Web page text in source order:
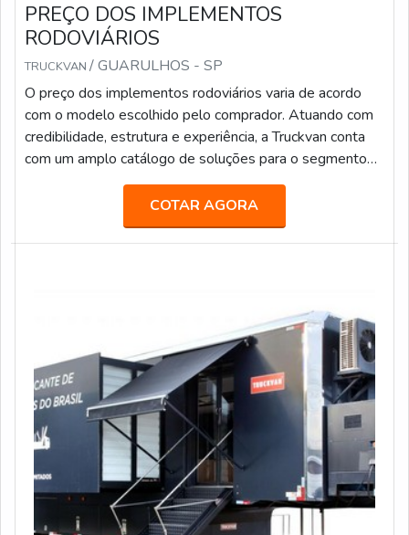
PREÇO DOS IMPLEMENTOS
RODOVIÁRIOS
TRUCKVAN / GUARULHOS - SP
O preço dos implementos rodoviários varia de acordo
com o modelo escolhido pelo comprador. Atuando com
credibilidade, estrutura e experiência, a Truckvan conta
com um amplo catálogo de soluções para o segmento
de transporte de pesados, tais como: Transporte de
valores; Semirreboque, bitrem e rodotrem sider; Piso
móvel; Linha Graneleira; Inloader; Furgão; Carroceria para
transporte de bebidas; Carga seca; Entre outros.Fundada
COTAR AGORA